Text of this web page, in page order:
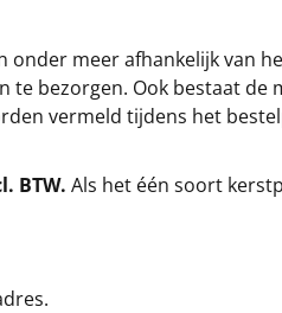
meer afhankelijk van
bezorgen. Ook bestaat
vermeld tijdens het
BTW. Als het één soort